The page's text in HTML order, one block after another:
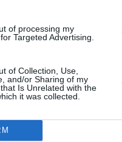
of processing my
Targeted Advertising.
of Collection, Use,
and/or Sharing of my
Is Unrelated with the
it was collected.
con la certezza
di esperti pronti a
VISURA CAMERALE
dal Registro delle Imprese,
minuti via email.